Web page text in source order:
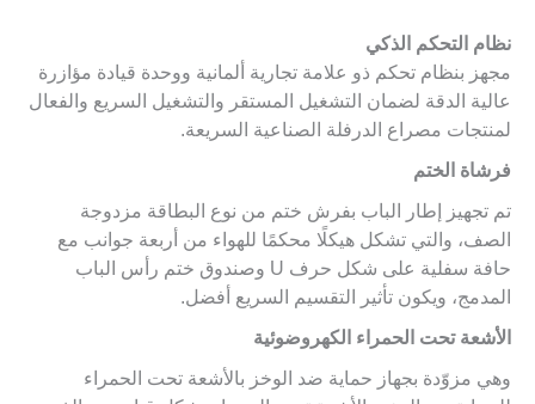
نظام التحكم الذكي
مجهز بنظام تحكم ذو علامة تجارية ألمانية ووحدة قيادة مؤازرة
عالية الدقة لضمان التشغيل المستقر والتشغيل السريع والفعال
لمنتجات مصراع الدرفلة الصناعية السريعة.
فرشاة الختم
تم تجهيز إطار الباب بفرش ختم من نوع البطاقة مزدوجة
الصف، والتي تشكل هيكلًا محكمًا للهواء من أربعة جوانب مع
حافة سفلية على شكل حرف U وصندوق ختم رأس الباب
المدمج، ويكون تأثير التقسيم السريع أفضل.
الأشعة تحت الحمراء الكهروضوئية
وهي مزوّدة بجهاز حماية ضد الوخز بالأشعة تحت الحمراء